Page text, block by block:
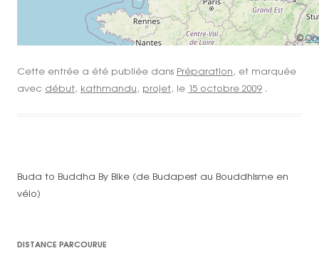
©
Cette entrée a été publiée dans Préparation, et marquée
avec début, kathmandu, projet, le 15 octobre 2009 .
Buda to Buddha By Bike (de Budapest au Bouddhisme en
vélo)
DISTANCE PARCOURUE